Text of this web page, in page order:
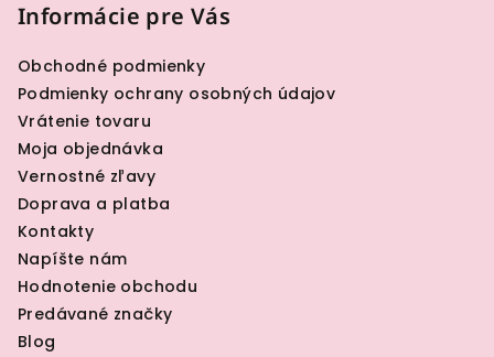
Informácie pre Vás
Obchodné podmienky
Podmienky ochrany osobných údajov
Vrátenie tovaru
Moja objednávka
Vernostné zľavy
Doprava a platba
Kontakty
Napíšte nám
Hodnotenie obchodu
Predávané značky
Blog